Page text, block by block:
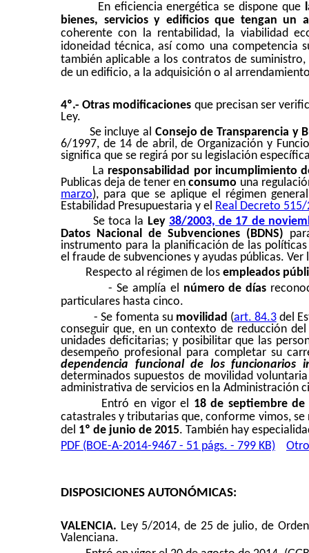
En eficiencia energética se dispone que
bienes, servicios y edificios que tengan un
coherente con la rentabilidad, la viabilidad
idoneidad técnica, así como una competencia
también aplicable a los contratos de
de un edificio, a la adquisición o al
4º.- Otras modificaciones que precisan ser
Ley.
Se incluye al Consejo de Transparencia y
6/1997, de 14 de abril, de Organización y
significa que se regirá por su legislación
La responsabilidad por incumplimiento
Publicas deja de tener enconsumo una
marzo), para que se aplique el régimen
Estabilidad Presupuestaria y el Real Decreto
Se toca la Ley 38/2003, de 17 de
Datos Nacional de Subvenciones (BDNS)
instrumento para la planificación de las
el fraude de subvenciones y ayudas públicas. Ver
Respecto al régimen de los empleados
- Se amplía el número de días
particulares hasta cinco.
- Se fomenta su movilidad (art. 84.3del
conseguir que, en un contexto de reducción
unidades deficitarias; y posibilitar que las
desempeño profesional para completar su
dependencia funcional de los funcionarios
determinados supuestos de movilidad
administrativa de servicios en la Administración
Entró en vigor el 18 de septiembre de
catastrales y tributarias que, conforme vimos,
del 1º de junio de 2015. También hay
PDF (BOE-A-2014-9467 - 51 págs. - 799 KB)
DISPOSICIONES AUTONÓMICAS:
VALENCIA. Ley 5/2014, de 25 de julio, de
Valenciana.